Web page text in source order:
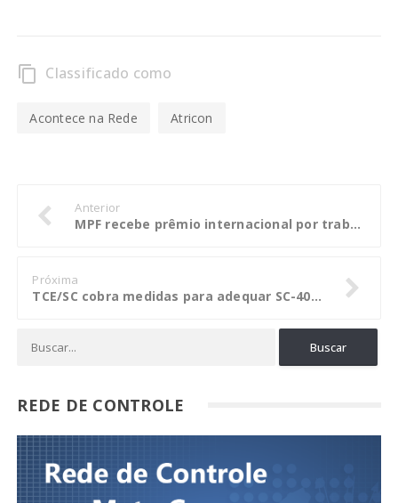
content_copy Classificado como
Acontece na Rede Atricon
Anterior
MPF recebe prêmio internacional por trabalho no combate à corrupção
Próxima
TCE/SC cobra medidas para adequar SC-401 a normas de segurança
REDE DE CONTROLE